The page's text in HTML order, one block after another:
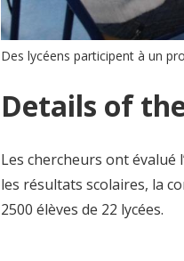
Des lycéens participent à un
Details of
Les chercheurs ont évalué
les résultats scolaires, la
2500 élèves de 22 lycées.